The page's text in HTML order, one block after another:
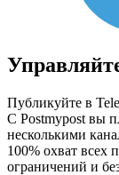
Публикуйте в
С Postmypost вы
несколькими
100% охват всех
ограничений и